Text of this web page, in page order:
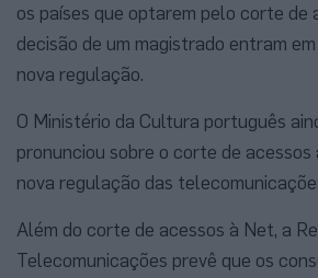
os países que optarem pelo corte de
decisão de um magistrado entram
nova regulação.
O Ministério da Cultura português
pronunciou sobre o corte de
nova regulação das
Além do corte de acessos à Net, a
Telecomunicações prevê que os